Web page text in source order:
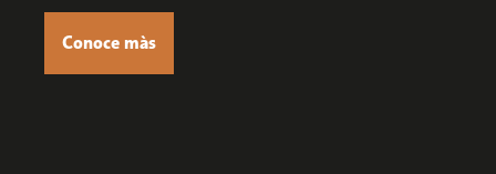
Conoce màs